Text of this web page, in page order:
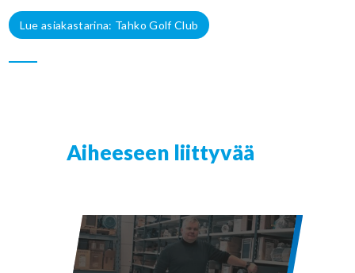
Lue asiakastarina: Tahko Golf Club
Aiheeseen liittyvää